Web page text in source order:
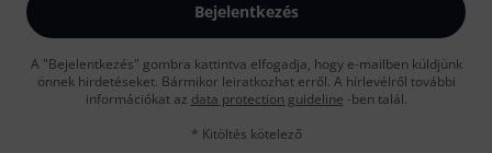
Bejelentkezés
A "Bejelentkezés" gombra kattintva elfogadja, hogy e-mailben küldjünk
önnek hirdetéseket. Bármikor leiratkozhat erről. A hírlevélről további
információkat az data protection guideline -ben talál.
* Kitöltés kötelező